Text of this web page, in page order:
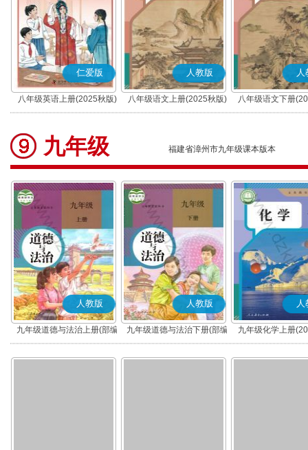
仁爱版
八年级英语上册(2025秋版)
(科普版)
人教版
八年级语文上册(2025秋版)
(部编版)
人
八年级语文下册
(部编版)
九年级 福建省漳州市九年级课本版本
人教版
九年级道德与法治上册(部编
版)
人教版
九年级道德与法治下册(部编
版)
人
九年级化学上册